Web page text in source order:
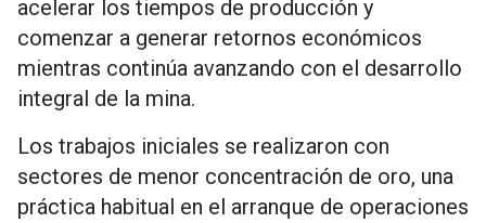
acelerar los tiempos de producción y
comenzar a generar retornos económicos
mientras continúa avanzando con el desarrollo
integral de la mina.
Los trabajos iniciales se realizaron con
sectores de menor concentración de oro, una
práctica habitual en el arranque de operaciones